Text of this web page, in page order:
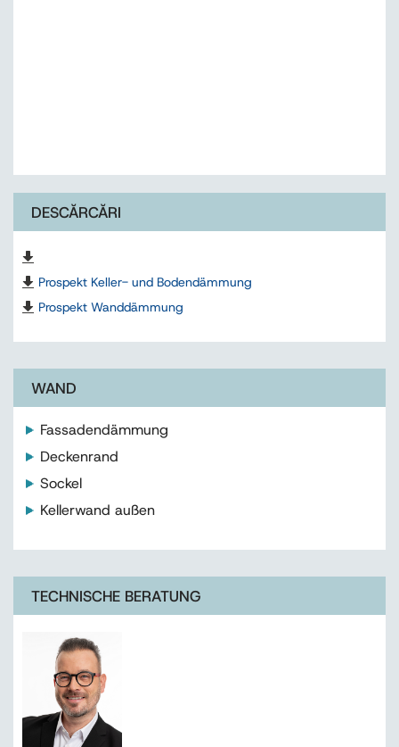
DESCĂRCĂRI
Prospekt Keller- und Bodendämmung
Prospekt Wanddämmung
WAND
Fassadendämmung
Deckenrand
Sockel
Kellerwand außen
TECHNISCHE BERATUNG